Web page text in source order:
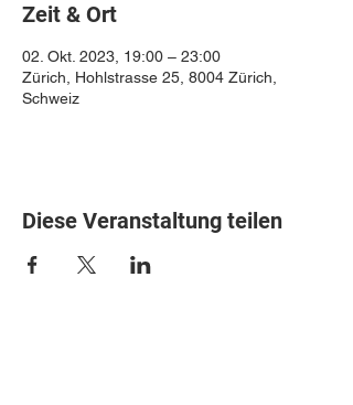
Zeit & Ort
02. Okt. 2023, 19:00 – 23:00
Zürich, Hohlstrasse 25, 8004 Zürich,
Schweiz
Diese Veranstaltung teilen